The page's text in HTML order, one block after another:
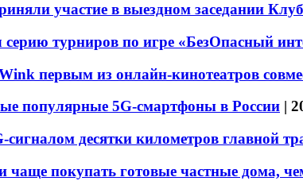
участие в выездном заседании
серию турниров по игре «БезОпасный
первым из онлайн-кинотеатров
популярные 5G-смартфоны в России |
десятки километров главной
покупать готовые частные дома,